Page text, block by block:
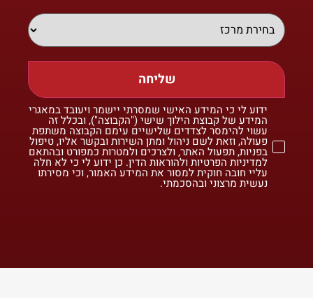
שליחה
ידוע לי כי המידע האישי שמסרתי יישמר ויעובד במאגרי
המידע של קבוצת הילוך שישי ("הקבוצה"), ובכלל זה
עשוי להימסר לצדדים שלישיים עימם הקבוצה משתפת
פעולה, וזאת לשם ניהול ומתן השירות ובקשר אליו, טיפול
בפניות, תפעול האתר, ולצרכים ולמטרות כמפורט ובהתאם
למדיניות הפרטיות ולהוראות הדין. כן ידוע לי כי לא חלה
עליי חובה חוקית למסור את המידע האמור, וכי מסירתו
נעשית מרצוני ובהסכמתי.